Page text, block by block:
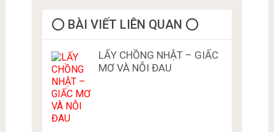
⭕️ BÀI VIẾT LIÊN QUAN ⭕️
LẤY CHỒNG NHẬT – GIẤC
MƠ VÀ NỖI ĐAU